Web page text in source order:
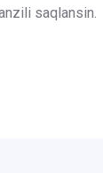
saqlansin.